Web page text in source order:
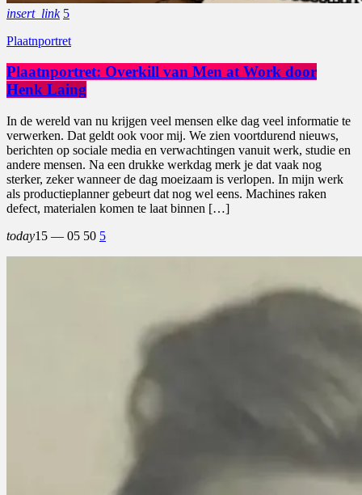
insert_link 5
Plaatnportret
Plaatnportret: Overkill van Men at Work door
Henk Laing
In de wereld van nu krijgen veel mensen elke dag veel informatie te
verwerken. Dat geldt ook voor mij. We zien voortdurend nieuws,
berichten op sociale media en verwachtingen vanuit werk, studie en
andere mensen. Na een drukke werkdag merk je dat vaak nog
sterker, zeker wanneer de dag moeizaam is verlopen. In mijn werk
als productieplanner gebeurt dat nog wel eens. Machines raken
defect, materialen komen te laat binnen […]
today15 — 05 50 5